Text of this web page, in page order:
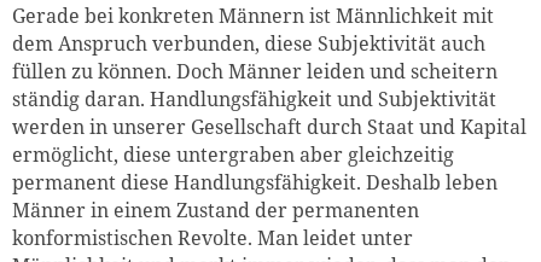
Gerade bei konkreten Männern ist Männlichkeit mit
dem Anspruch verbunden, diese Subjektivität auch
füllen zu können. Doch Männer leiden und scheitern
ständig daran. Handlungsfähigkeit und Subjektivität
werden in unserer Gesellschaft durch Staat und Kapital
ermöglicht, diese untergraben aber gleichzeitig
permanent diese Handlungsfähigkeit. Deshalb leben
Männer in einem Zustand der permanenten
konformistischen Revolte. Man leidet unter